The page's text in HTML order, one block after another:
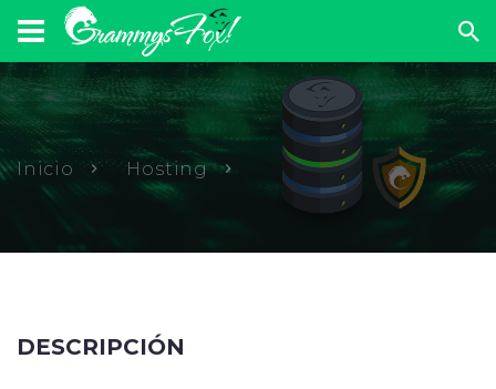
Inicio Hosting
DESCRIPCIÓN